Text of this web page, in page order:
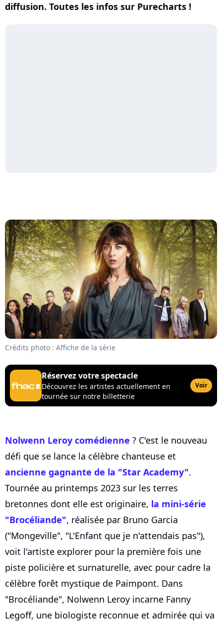
diffusion. Toutes les infos sur Purecharts !
Crédits photo : Affiche de la série
Réservez votre spectacle
Découvrez les artistes actuellement en
tournée sur notre billetterie
Voir
Nolwenn Leroy comédienne ? C'est le nouveau
défi que se lance la célèbre chanteuse et
ancienne gagnante de la "Star Academy".
Tournée au printemps 2023 sur les terres
bretonnes dont elle est originaire, la mini-série
"Brocéliande", réalisée par Bruno Garcia
("Mongeville", "L'Enfant que je n'attendais pas"),
voit l'artiste explorer pour la première fois une
piste policière et surnaturelle, avec pour cadre la
célèbre forêt mystique de Paimpont. Dans
"Brocéliande", Nolwenn Leroy incarne Fanny
Legoff, une biologiste reconnue et admirée qui va